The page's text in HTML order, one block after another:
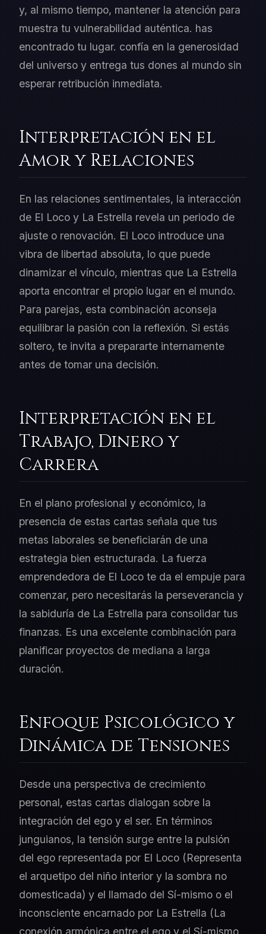
y, al mismo tiempo, mantener la atención para
muestra tu vulnerabilidad auténtica. has
encontrado tu lugar. confía en la generosidad
del universo y entrega tus dones al mundo sin
esperar retribución inmediata.
Interpretación en el
Amor y Relaciones
En las relaciones sentimentales, la interacción
de El Loco y La Estrella revela un periodo de
ajuste o renovación. El Loco introduce una
vibra de libertad absoluta, lo que puede
dinamizar el vínculo, mientras que La Estrella
aporta encontrar el propio lugar en el mundo.
Para parejas, esta combinación aconseja
equilibrar la pasión con la reflexión. Si estás
soltero, te invita a prepararte internamente
antes de tomar una decisión.
Interpretación en el
Trabajo, Dinero y
Carrera
En el plano profesional y económico, la
presencia de estas cartas señala que tus
metas laborales se beneficiarán de una
estrategia bien estructurada. La fuerza
emprendedora de El Loco te da el empuje para
comenzar, pero necesitarás la perseverancia y
la sabiduría de La Estrella para consolidar tus
finanzas. Es una excelente combinación para
planificar proyectos de mediana a larga
duración.
Enfoque Psicológico y
Dinámica de Tensiones
Desde una perspectiva de crecimiento
personal, estas cartas dialogan sobre la
integración del ego y el ser. En términos
junguianos, la tensión surge entre la pulsión
del ego representada por El Loco (Representa
el arquetipo del niño interior y la sombra no
domesticada) y el llamado del Sí-mismo o el
inconsciente encarnado por La Estrella (La